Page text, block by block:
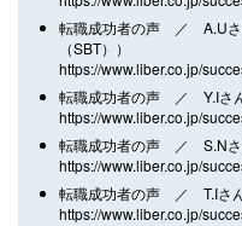
転職成功者の声 ／ A.Uさ
（SBT））
https://www.liber.co.jp/
転職成功者の声 ／ Y.Iさん
https://www.liber.co.jp/
転職成功者の声 ／ S.Nさ
https://www.liber.co.jp/
転職成功者の声 ／ T.Iさん
https://www.liber.co.jp/